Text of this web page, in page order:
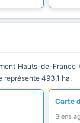
Hauts-de-
représente 493,1 ha.
Carte
Biens